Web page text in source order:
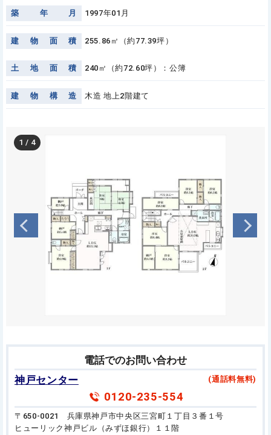
築 年 月 1997年01月
建 物 面 積 255.86㎡（約77.39坪）
土 地 面 積 240㎡（約72.60坪）：公簿
建 物 構 造 木造 地上2階建て
1 / 4
電話でのお問い合わせ
神戸センター
(通話料無料)
0120-235-554
〒650-0021 兵庫県神戸市中央区三宮町１丁目３番１号
ヒューリック神戸ビル（みずほ銀行）１１階